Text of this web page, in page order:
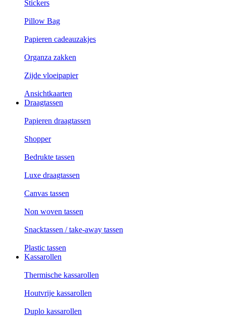
Stickers
Pillow Bag
Papieren cadeauzakjes
Organza zakken
Zijde vloeipapier
Ansichtkaarten
Draagtassen
Papieren draagtassen
Shopper
Bedrukte tassen
Luxe draagtassen
Canvas tassen
Non woven tassen
Snacktassen / take-away tassen
Plastic tassen
Kassarollen
Thermische kassarollen
Houtvrije kassarollen
Duplo kassarollen